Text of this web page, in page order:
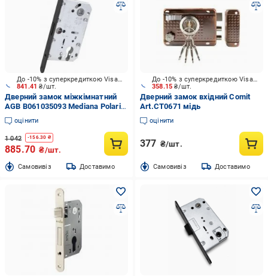
841.41₴/шт.
До -10% з суперкредиткою Visa Вигода
Дверний замок міжкімнатний
AGB B061035093 Mediana Polaris
чорний
оцінити
1 042 -156.30 ₴
885.70 ₴/шт.
Cамовивіз Доставимо
358.15₴/шт.
До -10% з суперкредиткою Visa Вигода
Дверний замок вхідний Comit
Art.CT0671 мідь
оцінити
377 ₴/шт.
Cамовивіз Доставимо